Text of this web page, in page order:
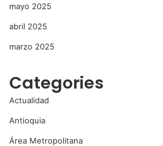
mayo 2025
abril 2025
marzo 2025
Categories
Actualidad
Antioquia
Área Metropolitana